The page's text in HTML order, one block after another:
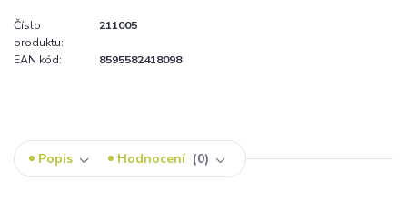
Číslo
produktu:
211005
EAN kód: 8595582418098
Popis Hodnocení 0